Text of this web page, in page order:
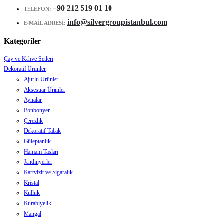
TELEFON: +90 212 519 01 10
E-MAIL ADRESI: info@silvergroupistanbul.com
Kategoriler
Çay ve Kahve Setleri
Dekoratif Ürünler
Ajurlu Ürünler
Aksesuar Ürünler
Aynalar
Bonbonyer
Çerezlik
Dekoratif Tabak
Güleptanlık
Hamam Tasları
Jandinyerler
Kartvizit ve Sigaralık
Kristal
Küllük
Kurabiyelik
Mangal